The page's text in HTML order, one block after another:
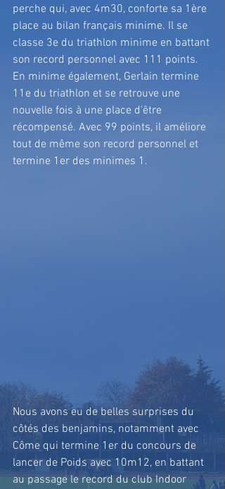
perche qui, avec 4m30, conforte sa 1ère
place au bilan français minime. Il se
classe 3e du triathlon minime en battant
son record personnel avec 111 points.
En minime également, Gerlain termine
11e du triathlon et se retrouve une
nouvelle fois à une place d'être
récompensé. Avec 99 points, il améliore
tout de même son record personnel et
termine 1er des minimes 1.
Nous avons eu de belles surprises du
côtés des benjamins, notamment avec
Côme qui termine 1er du concours de
lancer de Poids avec 10m12, en battant
au passage le record du club Indoor